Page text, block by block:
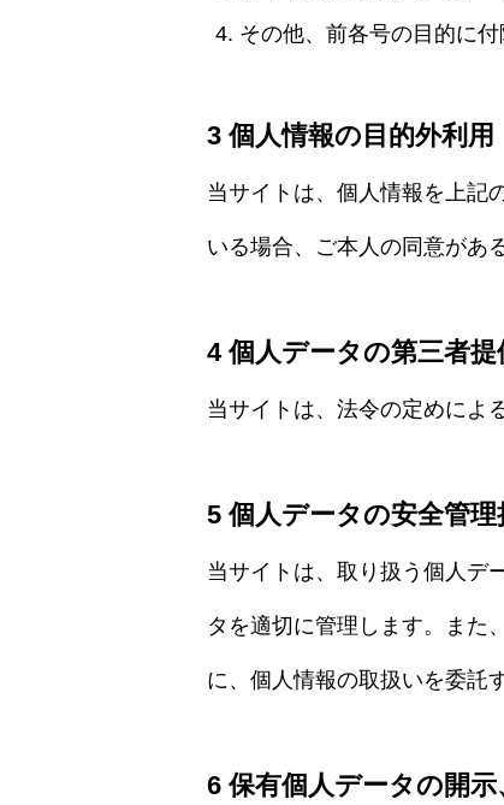
その他、前各号の目的に
3 個人情報の目的外利用
当サイトは、個人情報を上記
いる場合、ご本人の同意があ
4 個人データの第三者提
当サイトは、法令の定めによ
5 個人データの安全管
当サイトは、取り扱う個人デ
タを適切に管理します。また
に、個人情報の取扱いを委託
6 保有個人データの開